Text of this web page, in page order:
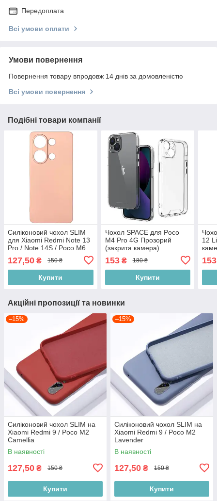
Передоплата
Всі умови оплати
Умови повернення
Повернення товару впродовж 14 днів за домовленістю
Всі умови повернення
Подібні товари компанії
Силіконовий чохол SLIM
для Xiaomi Redmi Note 13
Pro / Note 14S / Poco M6
Pro Nude (закрита камера)
127,50 ₴ 150 ₴
Купити
Чохол SPACE для Poco
M4 Pro 4G Прозорий
(закрита камера)
153₴ 180 ₴
Купити
12
153
Акційні пропозиції та новинки
–15%
Силіконовий чохол SLIM на
Xiaomi Redmi 9 / Poco M2
Camellia
В наявності
127,50 ₴ 150 ₴
Купити
–15%
Силіконовий чохол SLIM на
Xiaomi Redmi 9 / Poco M2
Lavender
В наявності
127,50 ₴ 150 ₴
Купити